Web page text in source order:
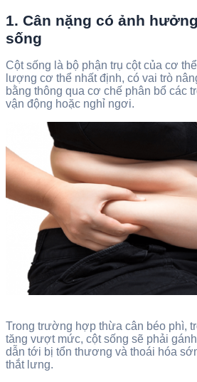
1. Cân nặng có ảnh
sống
Cột sống là bộ phận trụ cột của cơ
lượng cơ thể nhất định, có vai trò
bằng thông qua cơ chế phân bổ các
vận động hoặc nghỉ ngơi.
Trong trường hợp thừa cân béo phì,
tăng vượt mức, cột sống sẽ phải
dẫn tới bị tổn thương và thoái hóa
thắt lưng.